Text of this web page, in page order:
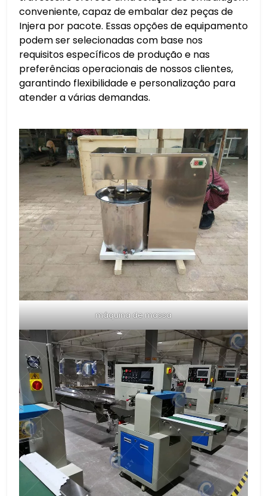
conveniente, capaz de embalar dez peças de
Injera por pacote. Essas opções de equipamento
podem ser selecionadas com base nos
requisitos específicos de produção e nas
preferências operacionais de nossos clientes,
garantindo flexibilidade e personalização para
atender a várias demandas.
máquina de massa